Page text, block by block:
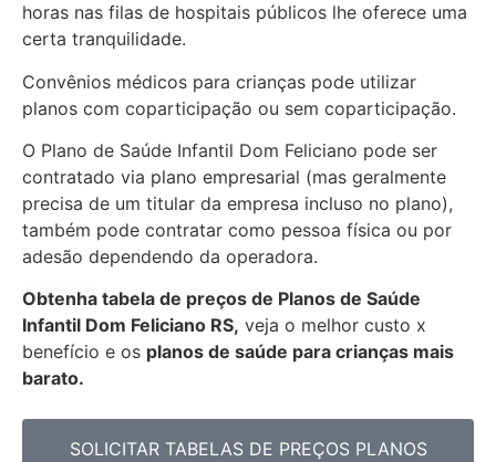
horas nas filas de hospitais públicos lhe oferece uma
certa tranquilidade.
Convênios médicos para crianças pode utilizar
planos com coparticipação ou sem coparticipação.
O Plano de Saúde Infantil Dom Feliciano pode ser
contratado via plano empresarial (mas geralmente
precisa de um titular da empresa incluso no plano),
também pode contratar como pessoa física ou por
adesão dependendo da operadora.
Obtenha tabela de preços de Planos de Saúde
Infantil Dom Feliciano RS, veja o melhor custo x
benefício e os planos de saúde para crianças mais
barato.
SOLICITAR TABELAS DE PREÇOS PLANOS